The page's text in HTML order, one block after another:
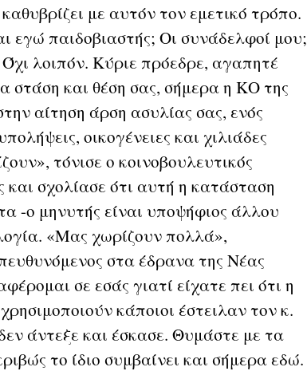
με αυτόν τον εμετικό τρόπο.
εγώ παιδοβιαστής; Οι συνάδελφοί μου;
λοιπόν. Κύριε πρόεδρε, αγαπητέ
στάση και θέση σας, σήμερα η ΚΟ της
αίτηση άρση ασυλίας σας, ενός
οικογένειες και χιλιάδες
τόνισε ο κοινοβουλευτικός
σχολίασε ότι αυτή η κατάσταση
-ο μηνυτής είναι υποψήφιος άλλου
«Μας χωρίζουν πολλά»,
στα έδρανα της Νέας
σε εσάς γιατί είχατε πει ότι η
κάποιοι έστειλαν τον κ.
άντεξε και έσκασε. Θυμάστε με τα
το ίδιο συμβαίνει και σήμερα εδώ.